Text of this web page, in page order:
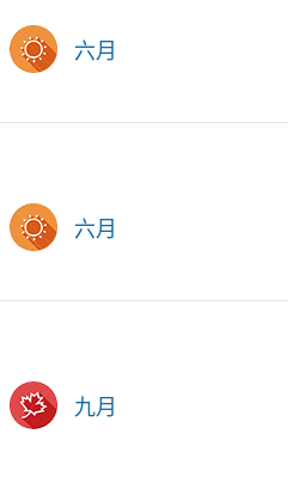
六月
六月
九月